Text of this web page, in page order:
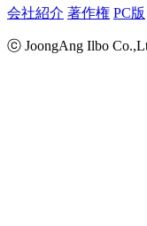
会社紹介 著作権 PC版
ⓒ JoongAng Ilbo